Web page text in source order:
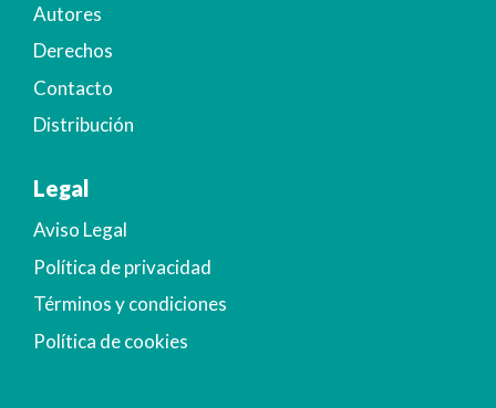
Autores
Derechos
Contacto
Distribución
Legal
Aviso Legal
Política de privacidad
Términos y condiciones
Política de cookies